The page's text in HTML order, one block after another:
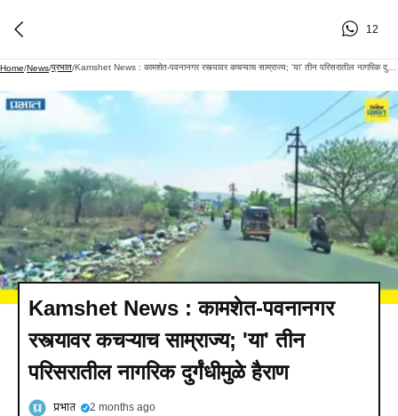
12
Home/News/प्रभात/
Kamshet News : कामशेत-पवनानगर
रस्त्यावर कचऱ्याच साम्राज्य; 'या' तीन
परिसरातील नागरिक दुर्गंधीमुळे हैराण
प्रभात 2 months ago